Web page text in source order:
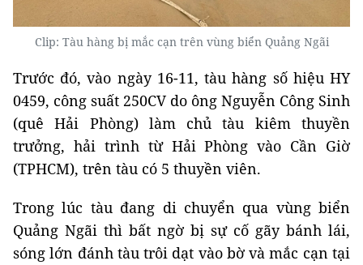
Clip: Tàu hàng bị mắc cạn trên vùng biển Quảng Ngãi
Trước đó, vào ngày 16-11, tàu hàng số hiệu HY
0459, công suất 250CV do ông Nguyễn Công Sinh
(quê Hải Phòng) làm chủ tàu kiêm thuyền
trưởng, hải trình từ Hải Phòng vào Cần Giờ
(TPHCM), trên tàu có 5 thuyền viên.
Trong lúc tàu đang di chuyển qua vùng biển
Quảng Ngãi thì bất ngờ bị sự cố gãy bánh lái,
sóng lớn đánh tàu trôi dạt vào bờ và mắc cạn tại